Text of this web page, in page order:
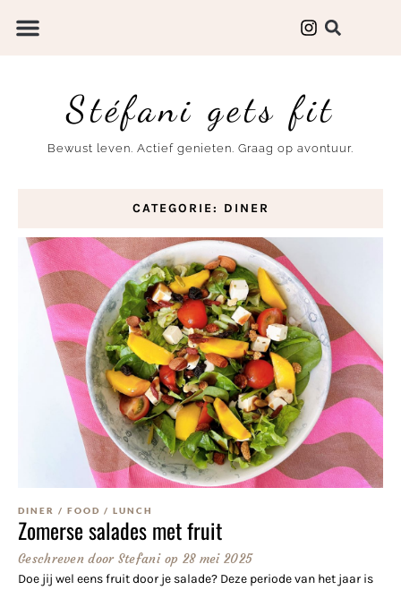
Stéfani gets fit
Bewust leven. Actief genieten. Graag op avontuur.
CATEGORIE: DINER
DINER / FOOD / LUNCH
Zomerse salades met fruit
Geschreven doorStefani op 28 mei 2025
Doe jij wel eens fruit door je salade? Deze periode van het jaar is